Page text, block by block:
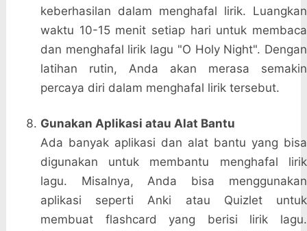
keberhasilan dalam menghafal lirik. Luangkan
waktu 10-15 menit setiap hari untuk membaca
dan menghafal lirik lagu "O Holy Night". Dengan
latihan rutin, Anda akan merasa semakin
percaya diri dalam menghafal lirik tersebut.
Gunakan Aplikasi atau Alat Bantu
Ada banyak aplikasi dan alat bantu yang bisa
digunakan untuk membantu menghafal lirik
lagu. Misalnya, Anda bisa menggunakan
aplikasi seperti Anki atau Quizlet untuk
membuat flashcard yang berisi lirik lagu.